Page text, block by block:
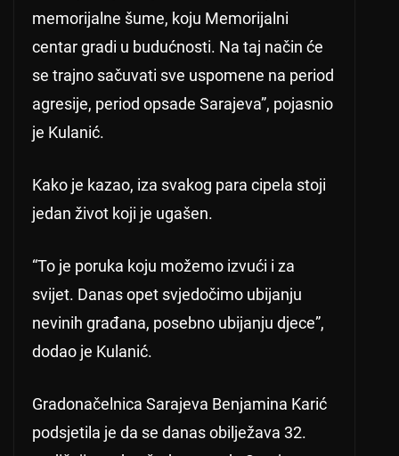
memorijalne šume, koju Memorijalni
centar gradi u budućnosti. Na taj način će
se trajno sačuvati sve uspomene na period
agresije, period opsade Sarajeva”, pojasnio
je Kulanić.
Kako je kazao, iza svakog para cipela stoji
jedan život koji je ugašen.
“To je poruka koju možemo izvući i za
svijet. Danas opet svjedočimo ubijanju
nevinih građana, posebno ubijanju djece”,
dodao je Kulanić.
Gradonačelnica Sarajeva Benjamina Karić
podsjetila je da se danas obilježava 32.